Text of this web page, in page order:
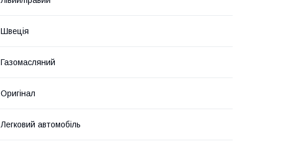
Швеція
Газомасляний
Оригінал
Легковий автомобіль